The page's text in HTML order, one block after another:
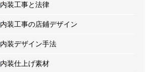
内装工事と法律
内装工事の店鋪デザイン
内装デザイン手法
内装仕上げ素材